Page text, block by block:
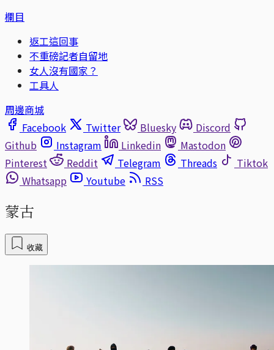
欄目
返工這回事
不重磅記者自留地
女人沒有國家？
工具人
周邊商城
Facebook
Twitter Bluesky
Discord
Github
Instagram Linkedin
Mastodon
Pinterest
Reddit Telegram Threads
Tiktok
Whatsapp
Youtube RSS
蒙古
收藏